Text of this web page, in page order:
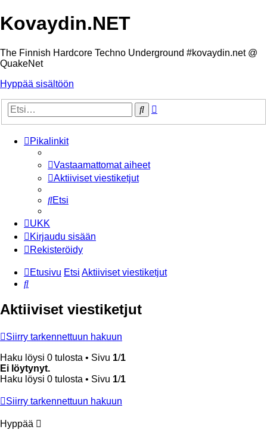
Kovaydin.NET
The Finnish Hardcore Techno Underground #kovaydin.net @
QuakeNet
Hyppää sisältöön
Etsi
Pikalinkit
Vastaamattomat aiheet
Aktiiviset viestiketjut
Etsi
UKK
Kirjaudu sisään
Rekisteröidy
Etusivu Etsi Aktiiviset viestiketjut
Etsi
Aktiiviset viestiketjut
Siirry tarkennettuun hakuun
Haku löysi 0 tulosta • Sivu 1/1
Ei löytynyt.
Haku löysi 0 tulosta • Sivu 1/1
Siirry tarkennettuun hakuun
Hyppää